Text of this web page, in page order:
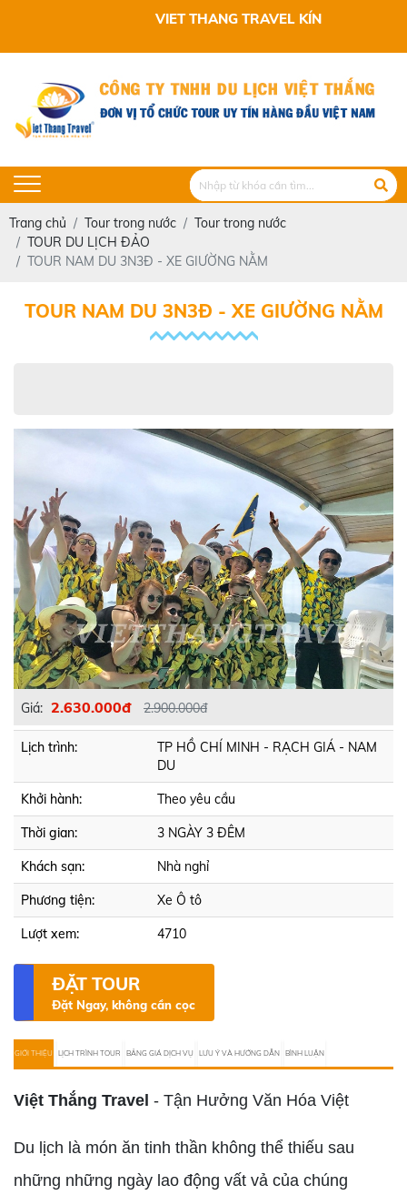
VIET THANG TRAVEL KÍNH CHÀO QUÝ KHÁCH
Trang chủ Tour trong nước
Tour trong nước
TOUR DU LỊCH ĐẢO
TOUR NAM DU 3N3Đ - XE GIƯỜNG NẰM
TOUR NAM DU 3N3Đ - XE GIƯỜNG NẰM
Giá: 2.630.000đ 2.900.000đ
Lịch trình:
TP HỒ CHÍ MINH - RẠCH GIÁ - NAM
DU
Khởi hành: Theo yêu cầu
Thời gian: 3 NGÀY 3 ĐÊM
Khách sạn: Nhà nghỉ
Phương tiện: Xe Ô tô
Lượt xem: 4710
ĐẶT TOUR
Đặt Ngay, không cần cọc
GIỚI THIỆU LỊCH TRÌNH TOUR BẢNG GIÁ DỊCH VỤ LƯU Ý VÀ HƯỚNG DẪN BÌNH LUẬN
Việt Thắng Travel - Tận Hưởng Văn Hóa Việt
Du lịch là món ăn tinh thần không thể thiếu sau
những những ngày lao động vất vả của chúng